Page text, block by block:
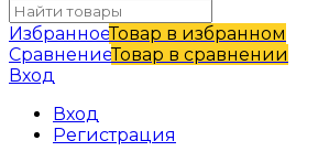
ИзбранноеТовар в избранном
СравнениеТовар в сравнении
Вход
Вход
Регистрация